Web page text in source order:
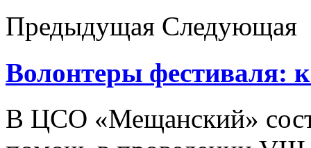
Предыдущая Следующая
Волонтеры фестиваля:
В ЦСО «Мещанский»